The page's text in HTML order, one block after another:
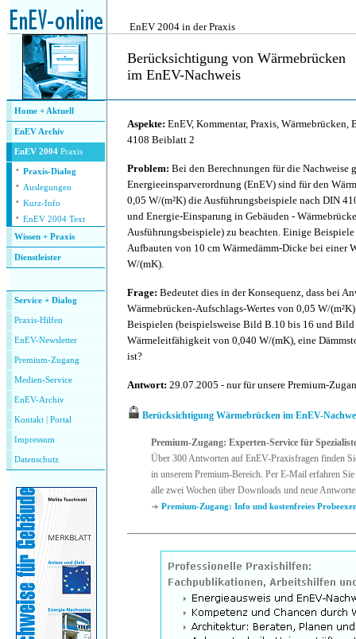
EnEV 2004 in der Praxis
Berücksichtigung von Wärmebrücken
im EnEV-Nachweis
Home + Aktuell
EnEV Archiv
EnEV 2004 Praxis
· Praxis-Dialog
· Auslegungen
· Kurz-Info
· EnEV 2004 Text
Wissen + Praxis
Dienstleister
Service + Dialog
Praxis-Hilfen
EnEV-Newsletter
Premium-Zugang
Medien-Service
EnEV-Archiv
Kontakt Portal
Impressum
Datenschutz
Aspekte: EnEV, Kommentar, Praxis, Wärmebrücken,
4108 Beiblatt 2
Problem: Bei den Berechnungen für die Nachweise
Energieeinsparverordnung (EnEV) sind für den
0,05 W/(m²K) die Ausführungsbeispiele nach DIN
und Energie-Einsparung in Gebäuden -
Ausführungsbeispiele) zu beachten. Einige
Aufbauten von 10 cm Wärmedämm-Dicke bei einer
W/(mK).
Frage: Bedeutet dies in der Konsequenz, dass bei
Wärmebrücken-Aufschlags-Wertes von 0,05 W/
Beispielen (beispielsweise Bild B.10 bis 16 und
Wärmeleitfähigkeit von 0,040 W/(mK), eine
ist?
Antwort: 29.07.2005 - nur für unsere Premium-
Berücksichtigung Wärmebrücken im EnEV-
Premium-Zugang: Experten-Service für
Über 300 Antworten auf EnEV-Praxisfragen finden
in unserem Premium-Bereich. Per E-Mail erfahren Sie
alle zwei Wochen über Downloads und neue
Premium-Zugang: Info und kostenfreies